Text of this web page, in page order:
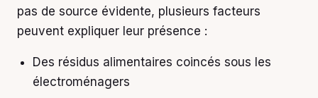
pas de source évidente, plusieurs facteurs
peuvent expliquer leur présence :
Des résidus alimentaires coincés sous les
électroménagers